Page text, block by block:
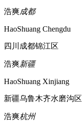
浩爽成都
HaoShuang Chengdu
四川成都锦江区
浩爽新疆
HaoShuang Xinjiang
新疆乌鲁木齐水磨沟区
浩爽杭州